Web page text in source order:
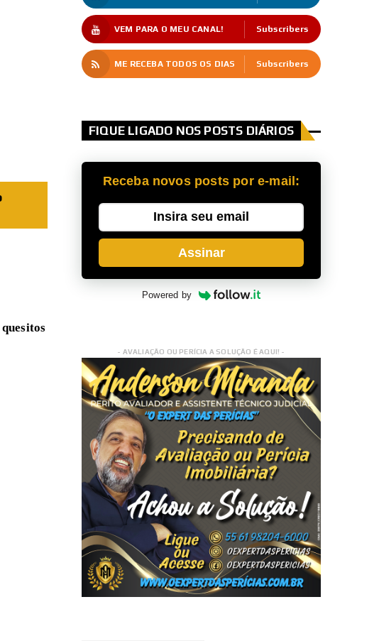
VEM PARA O MEU CANAL! Subscribers
ME RECEBA TODOS OS DIAS Subscribers
FIQUE LIGADO NOS POSTS DIÁRIOS
Receba novos posts por e-mail:
Assinar
Powered by
- AVALIAÇÃO OU PERÍCIA A SOLUÇÃO É AQUI! -